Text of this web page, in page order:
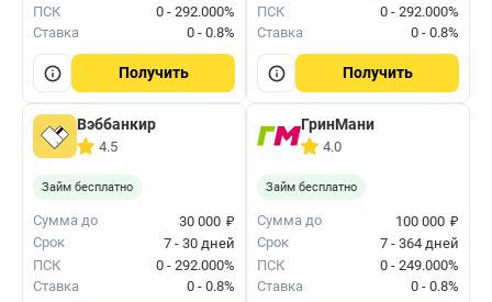
ПСК
0 - 292.000%
Ставка
0 - 0.8%
Получить
ПСК
0 - 292.000%
Ставка
0 - 0.8%
Получить
Вэббанкир
4.5
Займ бесплатно
Сумма до 30 000 ₽
Срок
7 - 30 дней
ПСК
0 - 292.000%
Ставка
0 - 0.8%
ГринМани
4.0
Займ бесплатно
Сумма до 100 000 ₽
Срок
7 - 364 дней
ПСК
0 - 249.000%
Ставка
0 - 0.8%